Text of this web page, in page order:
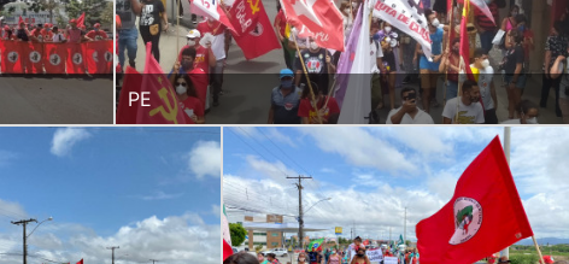
PE